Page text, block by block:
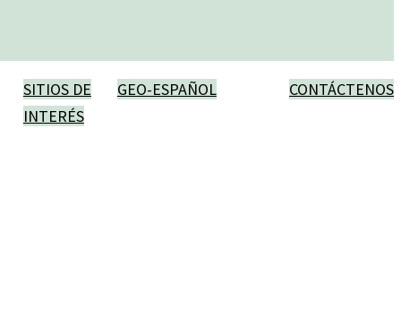
SITIOS DE
INTERÉS
GEO-ESPAÑOL CONTÁCTENOS